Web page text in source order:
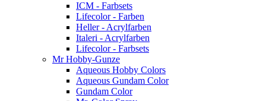
ICM - Farbsets
Lifecolor - Farben
Heller - Acrylfarben
Italeri - Acrylfarben
Lifecolor - Farbsets
Mr Hobby-Gunze
Aqueous Hobby Colors
Aqueous Gundam Color
Gundam Color